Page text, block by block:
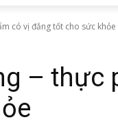
có vị đắng tốt cho sức khỏe
– thực